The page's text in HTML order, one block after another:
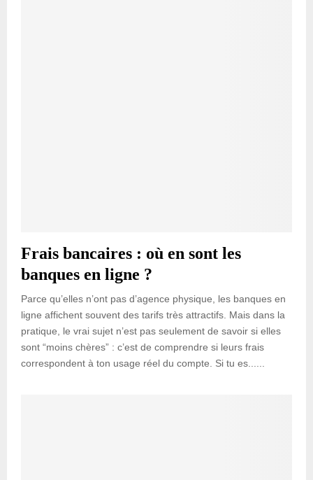
Frais bancaires : où en sont les
banques en ligne ?
Parce qu’elles n’ont pas d’agence physique, les banques en
ligne affichent souvent des tarifs très attractifs. Mais dans la
pratique, le vrai sujet n’est pas seulement de savoir si elles
sont “moins chères” : c’est de comprendre si leurs frais
correspondent à ton usage réel du compte. Si tu es......